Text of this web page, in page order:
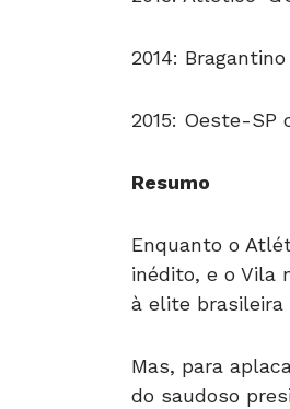
2014:
2015: Oeste-SP
Resumo
Enquanto o
inédito, e o Vila
à elite brasileira
Mas, para
do saudoso